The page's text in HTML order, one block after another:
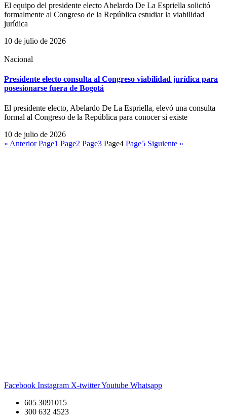
El equipo del presidente electo Abelardo De La Espriella solicitó
formalmente al Congreso de la República estudiar la viabilidad
jurídica
10 de julio de 2026
Nacional
Presidente electo consulta al Congreso viabilidad jurídica para
posesionarse fuera de Bogotá
El presidente electo, Abelardo De La Espriella, elevó una consulta
formal al Congreso de la República para conocer si existe
10 de julio de 2026
« Anterior Page1 Page2 Page3 Page4 Page5 Siguiente »
Facebook Instagram X-twitterYoutube Whatsapp
605 3091015
300 632 4523